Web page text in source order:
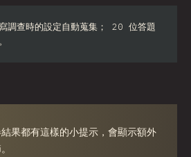
調查時的設定自動蒐集； 20 位答題
果都有這樣的小提示，會顯示額外